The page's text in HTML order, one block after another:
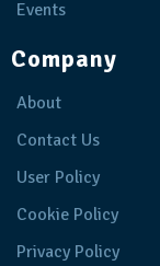
Events
Company
About
Contact Us
User Policy
Cookie Policy
Privacy Policy